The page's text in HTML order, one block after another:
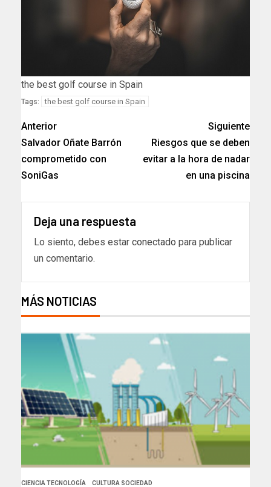
the best golf course in Spain
Tags: the best golf course in Spain
Anterior
Salvador Oñate Barrón
comprometido con
SoniGas
Siguiente
Riesgos que se deben
evitar a la hora de nadar
en una piscina
Deja una respuesta
Lo siento, debes estar conectado para publicar
un comentario.
MÁS NOTICIAS
CIENCIA TECNOLOGÍA CULTURA SOCIEDAD